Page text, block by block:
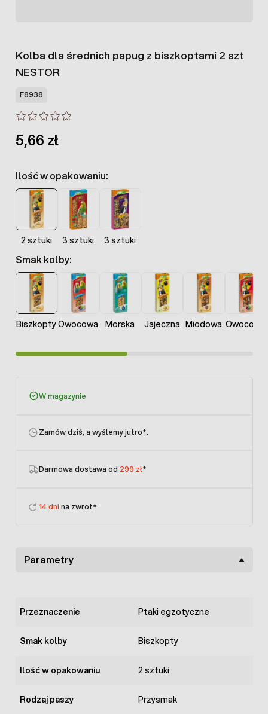
Kolba dla średnich papug z biszkoptami 2 szt
NESTOR
F8938
5,66 zł
Ilość w opakowaniu:
2 sztuki 3 sztuki 3 sztuki
Smak kolby:
BiszkoptyOwocowa Morska Jajeczna Miodowa Owocowa
W magazynie
Zamów dziś, a wyślemy jutro*.
Darmowa dostawa od 299 zł*
14 dni na zwrot*
Parametry
Przeznaczenie Ptaki egzotyczne
Smak kolby Biszkopty
Ilość w opakowaniu 2 sztuki
Rodzaj paszy Przysmak